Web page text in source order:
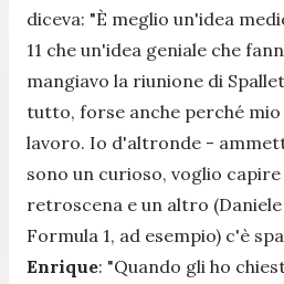
diceva: "È meglio un'idea
11 che un'idea geniale che
mangiavo la riunione di
tutto, forse anche perché
lavoro. Io d'altronde -
sono un curioso, voglio
retroscena e un altro
Formula 1, ad esempio) c'è
Enrique: "Quando gli ho